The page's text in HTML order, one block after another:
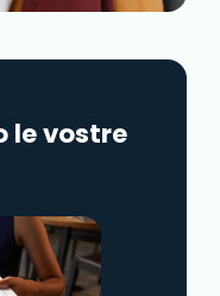
le vostre